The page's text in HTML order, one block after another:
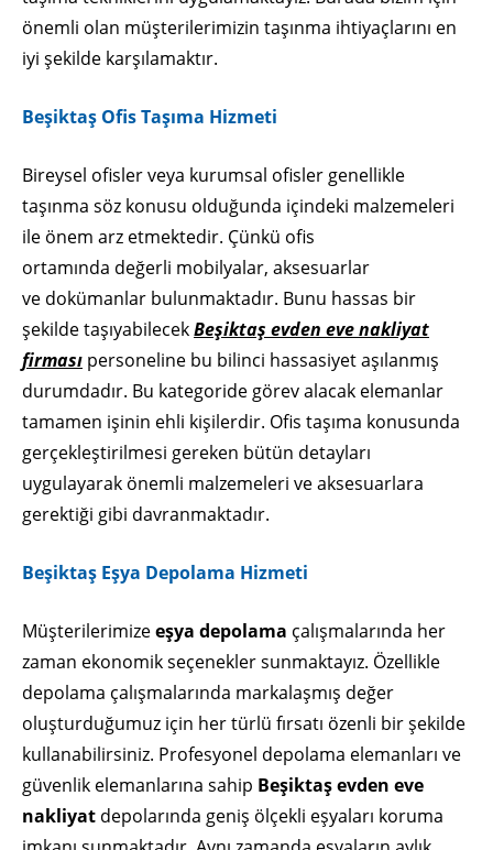
önemli olan müşterilerimizin taşınma ihtiyaçlarını en
iyi şekilde karşılamaktır.
Beşiktaş Ofis Taşıma Hizmeti
Bireysel ofisler veya kurumsal ofisler genellikle
taşınma söz konusu olduğunda içindeki malzemeleri
ile önem arz etmektedir. Çünkü ofis
ortamında değerli mobilyalar, aksesuarlar
ve dokümanlar bulunmaktadır. Bunu hassas bir
şekilde taşıyabilecekBeşiktaş evden eve nakliyat
firması personeline bu bilinci hassasiyet aşılanmış
durumdadır. Bu kategoride görev alacak elemanlar
tamamen işinin ehli kişilerdir. Ofis taşıma konusunda
gerçekleştirilmesi gereken bütün detayları
uygulayarak önemli malzemeleri ve aksesuarlara
gerektiği gibi davranmaktadır.
Beşiktaş Eşya Depolama Hizmeti
Müşterilerimizeeşya depolama çalışmalarında her
zaman ekonomik seçenekler sunmaktayız. Özellikle
depolama çalışmalarında markalaşmış değer
oluşturduğumuz için her türlü fırsatı özenli bir şekilde
kullanabilirsiniz. Profesyonel depolama elemanları ve
güvenlik elemanlarına sahip Beşiktaş evden eve
nakliyat depolarında geniş ölçekli eşyaları koruma